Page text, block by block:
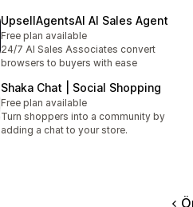
UpsellAgentsAI AI Sales Agent
Free plan available
24/7 AI Sales Associates convert
browsers to buyers with ease
Shaka Chat | Social Shopping
Free plan available
Turn shoppers into a community by
adding a chat to your store.